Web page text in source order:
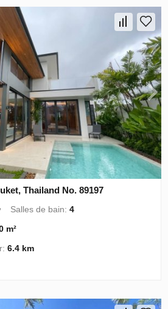
Thailand No. 89197
Salles de bain:4
m²
6.4 km